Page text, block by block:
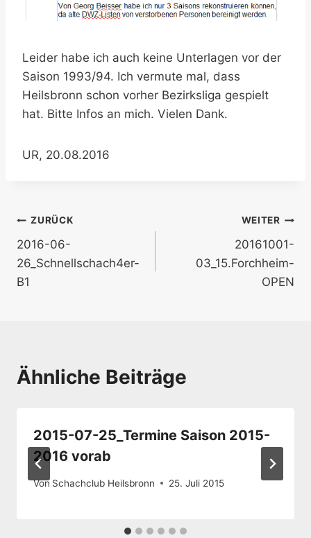
Leider habe ich auch keine Unterlagen vor der
Saison 1993/94. Ich vermute mal, dass
Heilsbronn schon vorher Bezirksliga gespielt
hat. Bitte Infos an mich. Vielen Dank.
UR, 20.08.2016
Beitragsnavigation
ZURÜCK
2016-06-
26_Schnellschach4er-
B1
WEITER
20161001-
03_15.Forchheim-
OPEN
Ähnliche Beiträge
2015-07-25_Termine Saison 2015-
2016 vorab
Von Schachclub Heilsbronn 25. Juli 2015